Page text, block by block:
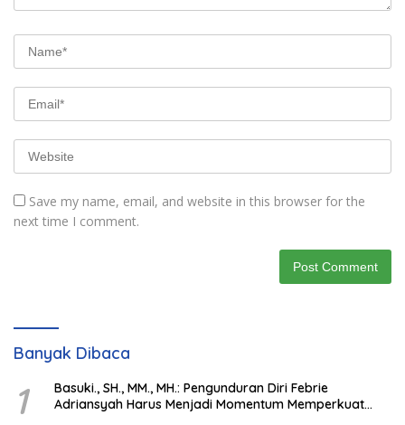
Save my name, email, and website in this browser for the
next time I comment.
Banyak Dibaca
1
Basuki., SH., MM., MH.: Pengunduran Diri Febrie
Adriansyah Harus Menjadi Momentum Memperkuat